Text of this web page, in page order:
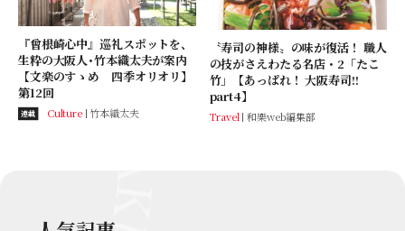
『曾根崎心中』巡礼スポットを、
生粋の大阪人･竹本織太夫が案内
【文楽のすゝめ 四季オリオリ】
第12回
連載 Culture 竹本織太夫
〝寿司の神様〟の味が復活！ 職人
の技がさえわたる名店・2「たこ
竹」【あっぱれ！ 大阪寿司!!
part4】
Travel 和樂web編集部